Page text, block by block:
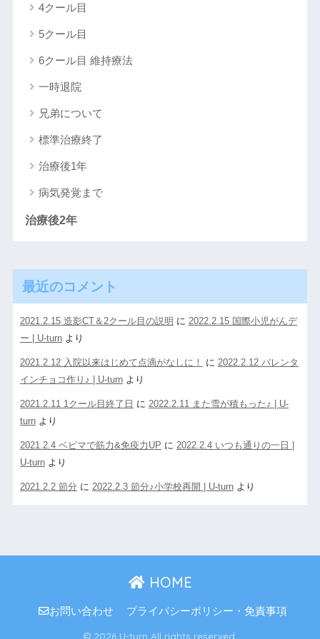
4クール目
5クール目
6クール目 維持療法
一時退院
兄弟について
標準治療終了
治療後1年
病気発覚まで
治療後2年
最近のコメント
2021.2.15 造影CT＆2クール目の説明 に 2022.2.15 国際小児がんデ
ー | U-turnより
2021.2.12 入院以来はじめて点滴がなしに！ に 2022.2.12 バレンタ
インチョコ作り♪ | U-turnより
2021.2.11 1クール目終了日 に 2022.2.11 また雪が積もった♪ | U-
turnより
2021.2.4 ベビマで筋力&免疫力UP に 2022.2.4 いつも通りの一日 |
U-turnより
2021.2.2 節分 に 2022.2.3 節分♪小学校再開 | U-turnより
HOME
お問い合わせ プライバシーポリシー・免責事項
© 2026 U-turn All rights reserved.